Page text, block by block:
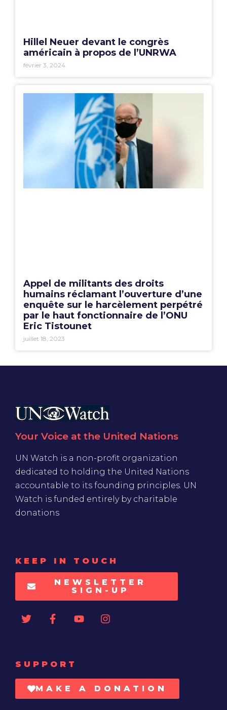
Hillel Neuer devant le congrès
américain à propos de l’UNRWA
février 3, 2024
Appel de militants des droits
humains réclamant l’ouverture d’une
enquête sur le harcèlement perpétré
par le haut fonctionnaire de l’ONU
Eric Tistounet
juillet 18, 2023
Your Voice at the United Nations
UN Watch is a non-profit organization
dedicated to holding the United Nations
accountable to its founding principles. UN
Watch is funded entirely by charitable
donations
KEEP IN TOUCH
NEWSLETTER
SIGN-UP
SUPPORT
MAKE A DONATION